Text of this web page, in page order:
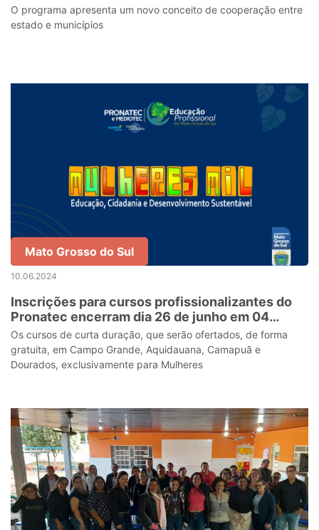
O programa apresenta um novo conceito de cooperação entre
estado e municípios
Mato Grosso do Sul
10.06.2024
Inscrições para cursos profissionalizantes do
Pronatec encerram dia 26 de junho em 04
cidades de MS
Os cursos de curta duração, que serão ofertados, de forma
gratuita, em Campo Grande, Aquidauana, Camapuã e
Dourados, exclusivamente para Mulheres